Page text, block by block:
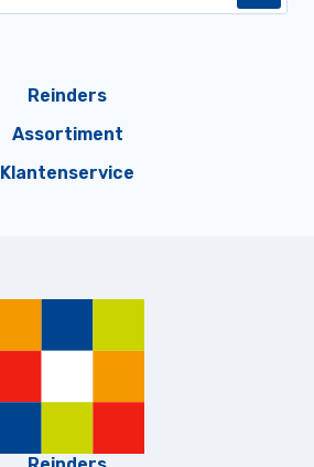
Reinders
Assortiment
Klantenservice